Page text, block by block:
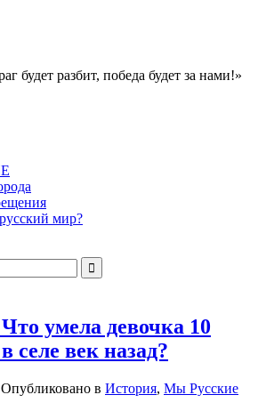
будет разбит, победа будет за нами!»
будет разбит, победа будет за нами!»
мир?
умела девочка 10
селе век назад?
Опубликовано в История, Мы Русские